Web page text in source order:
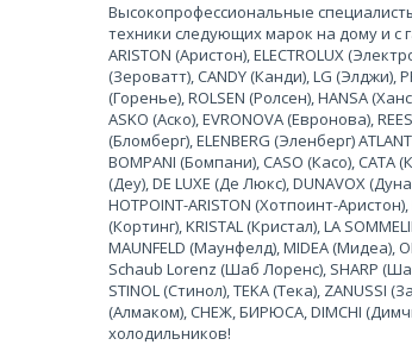
Высокопрофессиональные
техники следующих марок на дому и с
ARISTON (Аристон), ELECTROLUX
(Зероватт), CANDY (Канди), LG (Элджи),
(Горенье), ROLSEN (Ролсен), HANSA
ASKO (Аско), EVRONOVA (Евронова),
(Бломберг), ELENBERG (Эленберг)
BOMPANI (Бомпани), CASO (Касо), CATA
(Деу), DE LUXE (Де Люкс), DUNAVOX
HOTPOINT-ARISTON (Хотпоинт-
(Кортинг), KRISTAL (Кристал), LA
MAUNFELD (Маунфелд), MIDEA (Мидеа),
Schaub Lorenz (Шаб Лоренс), SHARP
STINOL (Стинол), TEKA (Тека), ZANUSSI
(Алмаком), СНЕЖ, БИРЮСА, DIMCHI
холодильников!